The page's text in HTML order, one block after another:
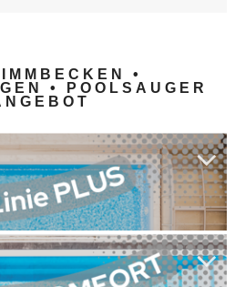
•
• POOLSAUGER